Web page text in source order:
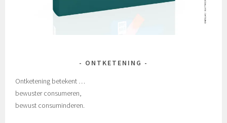
ONTKETENING
Ontketening betekent …
bewuster consumeren,
bewust consuminderen.